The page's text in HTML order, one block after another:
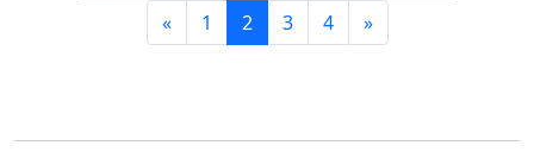
«Previous
1 2(current)
3 4 »Next